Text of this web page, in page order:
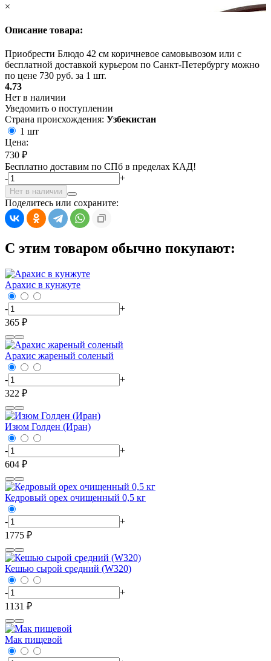
×
Описание товара:
Приобрести Блюдо 42 см коричневое самовывозом или с
бесплатной доставкой курьером по Санкт-Петербургу можно
по цене 730 руб. за 1 шт.
4.73
Нет в наличии
Уведомить о поступлении
Страна происхождения: Узбекистан
1 шт
Цена:
730 ₽
Бесплатно доставим по СПб в пределах КАД!
-
+
Нет в наличии
Поделитесь или сохраните:
С этим товаром обычно покупают:
Арахис в кунжуте
-
+
365 ₽
Арахис жареный соленый
-
+
322 ₽
Изюм Голден (Иран)
-
+
604 ₽
Кедровый орех очищенный 0,5 кг
-
+
1775 ₽
Кешью сырой средний (W320)
-
+
1131 ₽
Мак пищевой